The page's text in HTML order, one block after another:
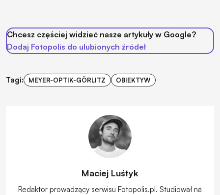
Chcesz częściej widzieć nasze artykuły w Google?
Dodaj Fotopolis do ulubionych źródeł
Tagi: MEYER-OPTIK-GÖRLITZ OBIEKTYW
Maciej Luśtyk
Redaktor prowadzący serwisu Fotopolis.pl. Studiował na